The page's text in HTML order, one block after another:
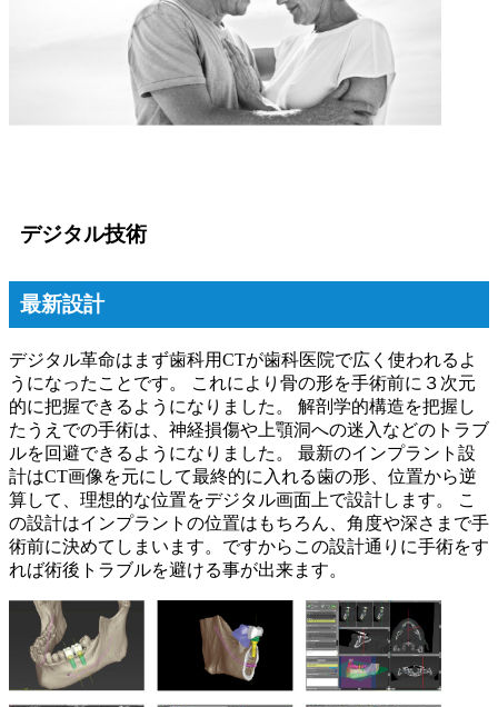
デジタル技術
最新設計
デジタル革命はまず歯科用CTが歯科医院で広く使われるよ
うになったことです。 これにより骨の形を手術前に３次元
的に把握できるようになりました。 解剖学的構造を把握し
たうえでの手術は、神経損傷や上顎洞への迷入などのトラブ
ルを回避できるようになりました。 最新のインプラント設
計はCT画像を元にして最終的に入れる歯の形、位置から逆
算して、理想的な位置をデジタル画面上で設計します。 こ
の設計はインプラントの位置はもちろん、角度や深さまで手
術前に決めてしまいます。ですからこの設計通りに手術をす
れば術後トラブルを避ける事が出来ます。